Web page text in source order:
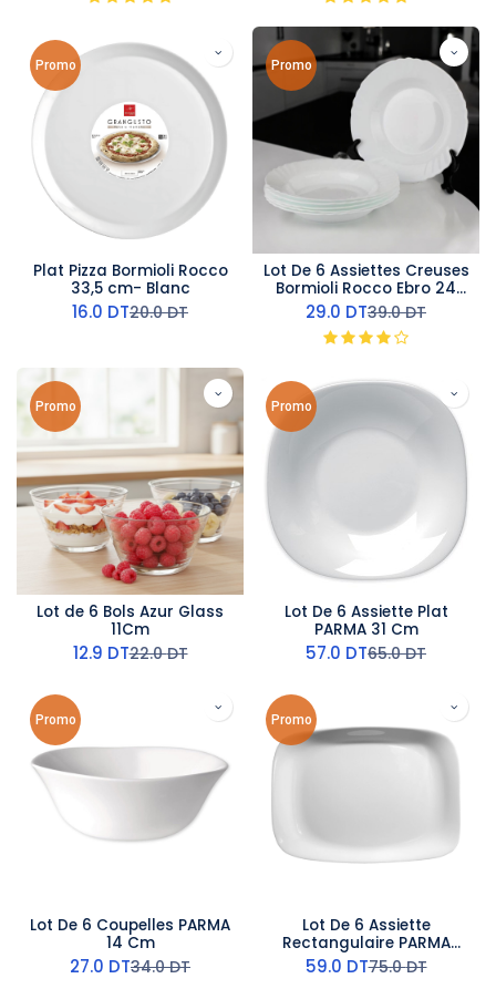
Promo
Plat Pizza Bormioli Rocco
33,5 cm- Blanc
16.0 DT20.0DT
Promo
Lot De 6 Assiettes Creuses
Bormioli Rocco Ebro 24
Cm
29.0 DT39.0DT
Promo
Lot de 6 Bols Azur Glass
11Cm
12.9 DT22.0DT
Promo
Lot De 6 Assiette Plat
PARMA 31 Cm
57.0 DT65.0DT
Promo
Lot De 6 Coupelles PARMA
14 Cm
27.0 DT34.0DT
Promo
Lot De 6 Assiette
Rectangulaire PARMA
34x24 Cm
59.0 DT75.0DT